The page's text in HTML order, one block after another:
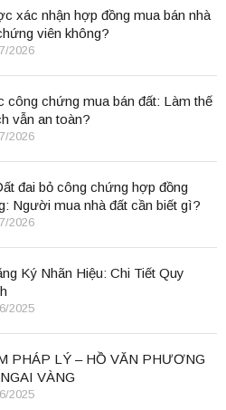
xác nhận hợp đồng mua bán nhà
viên không?
2026
công chứng mua bán đất: Làm thế
vẫn an toàn?
2026
đai bỏ công chứng hợp đồng
Người mua nhà đất cần biết gì?
2026
Ký Nhãn Hiệu: Chi Tiết Quy
2025
PHÁP LÝ – HỒ VĂN PHƯƠNG
VÀNG
2025